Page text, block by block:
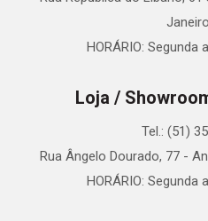
HORÁRIO: Segunda
Loja /
Tel.: (51)
Rua Ângelo Dourado, 77 -
HORÁRIO: Segunda